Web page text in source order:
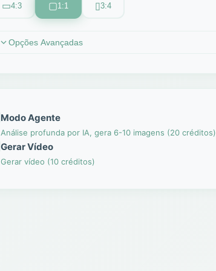
▭4:3 ▢1:1 ▯3:4
Opções Avançadas
Modo Agente
Análise profunda por IA, gera 6-10 imagens (20 créditos)
Gerar Vídeo
Gerar vídeo (10 créditos)